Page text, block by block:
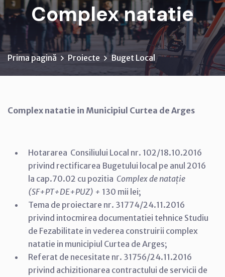
Complex natatie
Prima pagină Proiecte Buget Local
Complex natatie in Municipiul Curtea de Arges
Hotararea Consiliului Local nr. 102/18.10.2016
privind rectificarea Bugetului local pe anul 2016
la cap.70.02 cu pozitia Complex de natație
(SF+PT+DE+PUZ) + 130 mii lei;
Tema de proiectare nr. 31774/24.11.2016
privind intocmirea documentatiei tehnice Studiu
de Fezabilitate in vederea construirii complex
natatie in municipiul Curtea de Arges;
Referat de necesitate nr. 31756/24.11.2016
privind achizitionarea contractului de servicii de